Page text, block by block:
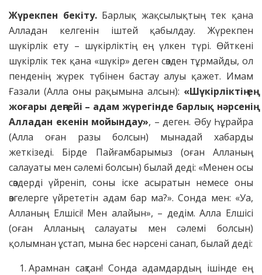
Жүрекпен бекіту. Барлық жақсылықтың тек қана
Алладан келгенін іштей қабылдау. Жүрекпен
шүкірлік ету – шүкірліктің ең үлкен түрі. Өйткені
шүкірлік тек қана «шүкір» деген сөзден тұрмайды, ол
пенденің жүрек түбінен бастау алуы қажет. Имам
Ғазали (Алла оны рақымына алсын): «Шүкірліктің ең
жоғары деңгейі – адам жүрегінде барлық нәрсенің
Алладан екенін мойындау», – деген. Әбу Һұрайра
(Алла оған разы болсын) мынадай хабарды
жеткізеді. Бірде Пайғамбарымыз (оған Алланың
салауаты мен сәлемі болсын) былай деді: «Менен осы
сөздерді үйреніп, соны іске асыратын немесе оны
өзгелерге үйрететін адам бар ма?». Сонда мен: «Уа,
Алланың Елшісі! Мен алайын», – дедім. Алла Елшісі
(оған Алланың салауаты мен сәлемі болсын)
қолымнан ұстап, мына бес нәрсені санап, былай деді:
Арамнан сақтан! Сонда адамдардың ішінде ең